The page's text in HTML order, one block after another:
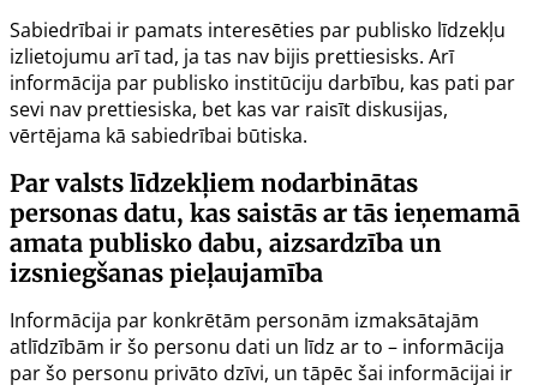
Sabiedrībai ir pamats interesēties par publisko līdzekļu
izlietojumu arī tad, ja tas nav bijis prettiesisks. Arī
informācija par publisko institūciju darbību, kas pati par
sevi nav prettiesiska, bet kas var raisīt diskusijas,
vērtējama kā sabiedrībai būtiska.
Par valsts līdzekļiem nodarbinātas
personas datu, kas saistās ar tās ieņemamā
amata publisko dabu, aizsardzība un
izsniegšanas pieļaujamība
Informācija par konkrētām personām izmaksātajām
atlīdzībām ir šo personu dati un līdz ar to – informācija
par šo personu privāto dzīvi, un tāpēc šai informācijai ir